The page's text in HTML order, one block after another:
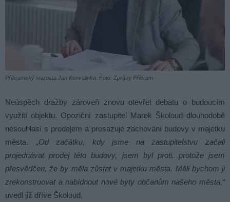
Příbramský starosta Jan Konvalinka. Foto: Zprávy Příbram
Neúspěch dražby zároveň znovu otevřel debatu o budoucím
využití objektu. Opoziční zastupitel Marek Školoud dlouhodobě
nesouhlasí s prodejem a prosazuje zachování budovy v majetku
města. „Od začátku, kdy jsme na zastupitelstvu začali
projednávat prodej této budovy, jsem byl proti, protože jsem
přesvědčen, že by měla zůstat v majetku města. Měli bychom ji
zrekonstruovat a nabídnout nové byty občanům našeho města,“
uvedl již dříve Školoud.